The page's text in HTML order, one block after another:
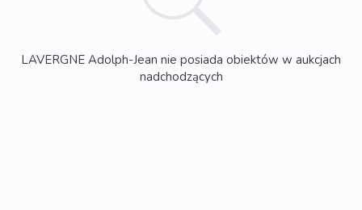
LAVERGNE Adolph-Jean nie posiada obiektów w aukcjach
nadchodzących